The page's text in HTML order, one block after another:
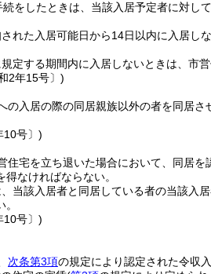
続をしたときは、当該入居予定者に対し
れた入居可能日から14日以内に入居し
規定する期間内に入居しないときは、市
2年15号〕)
の入居の際の同居親族以外の者を同居
10号〕)
住宅を立ち退いた場合において、同居
なければならない。
当該入居者と同居している者の当該入
10号〕)
次条第3項の規定により認定された令収入